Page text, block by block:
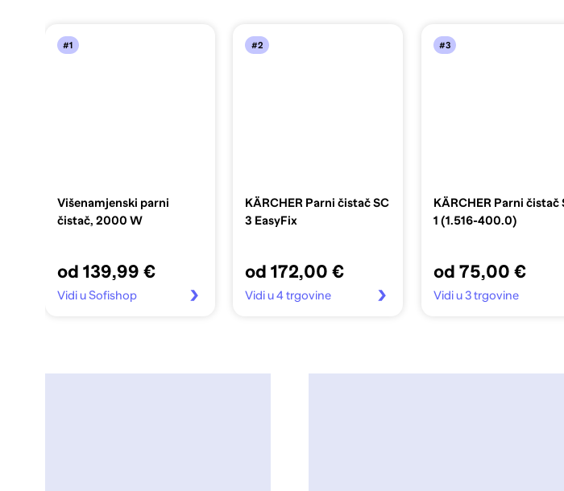
#1
Višenamjenski parni
čistač, 2000 W
od 139,99 €
Vidi u Sofishop
#2
KÄRCHER Parni čistač SC
3 EasyFix
od 172,00 €
Vidi u 4 trgovine
#3
KÄRCHER Parni čistač
1 (1.516-400.0)
od 75,00 €
Vidi u 3 trgovine